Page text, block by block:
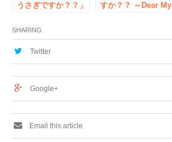
うさぎですか？？」
ントキャンペーン』
開催決定！
すか？？ ～Dear My
ッカー配布
SHARING
Twitter
Google+
Email this article